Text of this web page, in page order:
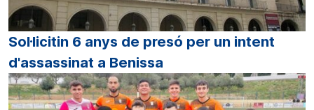
Sol·licitin 6 anys de presó per un intent
d'assassinat a Benissa